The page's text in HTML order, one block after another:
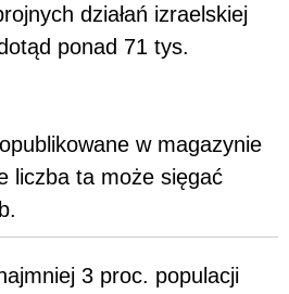
działań izraelskiej
ponad 71 tys.
w magazynie
liczba ta może sięgać
3 proc. populacji